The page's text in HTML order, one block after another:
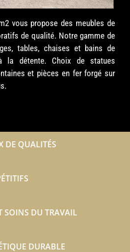
vous propose des meubles de
de qualité. Notre gamme de
tables, chaises et bains de
la détente. Choix de statues
et pièces en fer forgé sur
DE QUALITÉS
SOINS DU TRAVAIL
DURABLE